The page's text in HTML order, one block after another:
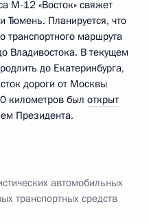
М-12 «Восток» свяжет
Тюмень. Планируется, что
транспортного маршрута
Владивостока. В текущем
до Екатеринбурга,
дороги от Москвы
километров был открыт
Президента.
автомобильных
транспортных средств